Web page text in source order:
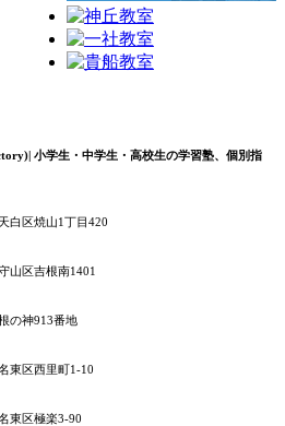
小学生・中学生・高校生の学習塾、個別指
白区焼山1丁目420
山区吉根南1401
の神913番地
東区西里町1-10
東区極楽3-90